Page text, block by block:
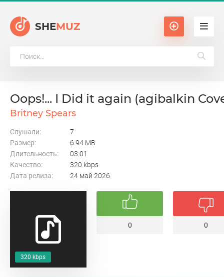
SHEMUZ
320 kbps
Oops!... I Did it again (agibalkin
Britney Spears
Слушали:
7
Размер:
6.94 MB
Длительность:
03:01
Качество:
320 kbps
Дата релиза:
24 май 2026
0 0